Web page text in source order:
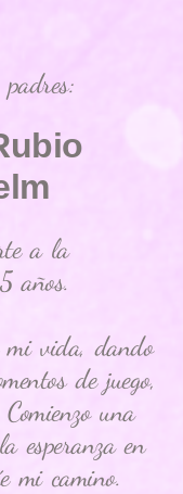
a la
años.
mi vida, dando
de juego,
una
esperanza en
mi camino.